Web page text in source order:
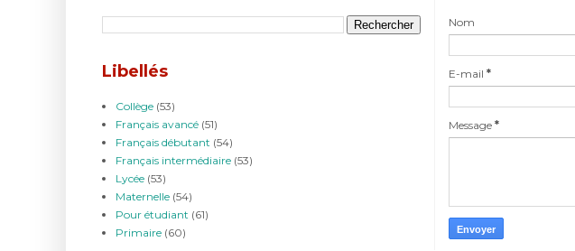
Libellés
Collège (53)
Français avancé (51)
Français débutant (54)
Français intermédiaire (53)
Lycée (53)
Maternelle (54)
Pour étudiant (61)
Primaire (60)
Nom
E-mail *
Message *